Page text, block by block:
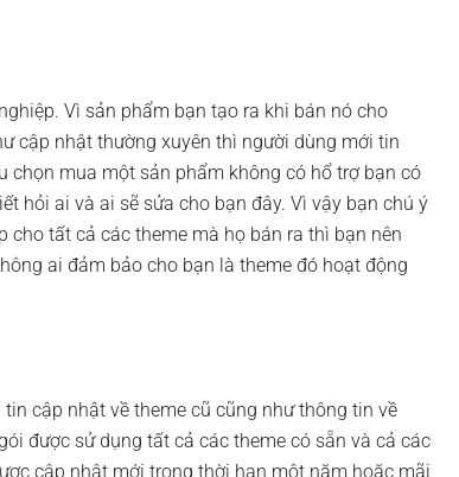
Vì sản phẩm bạn tạo ra khi bán nó cho
cập nhật thường xuyên thì người dùng mới tin
chọn mua một sản phẩm không có hổ trợ bạn có
hỏi ai và ai sẽ sửa cho bạn đây. Vì vậy bạn chú ý
cho tất cả các theme mà họ bán ra thì bạn nên
ai đảm bảo cho bạn là theme đó hoạt động
cập nhật về theme cũ cũng như thông tin về
được sử dụng tất cả các theme có sẵn và cả các
cập nhật mới trong thời hạn một năm hoặc mãi